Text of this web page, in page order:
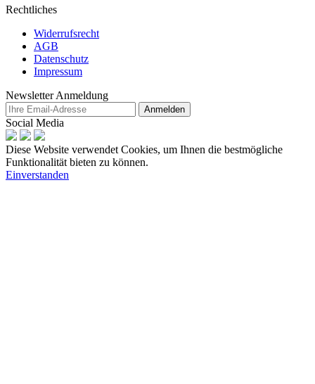
Rechtliches
Widerrufsrecht
AGB
Datenschutz
Impressum
Newsletter Anmeldung
Anmelden
Social Media
Diese Website verwendet Cookies, um Ihnen die bestmögliche
Funktionalität bieten zu können.
Einverstanden